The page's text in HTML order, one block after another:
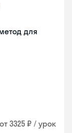
для
от 3325 ₽ / урок